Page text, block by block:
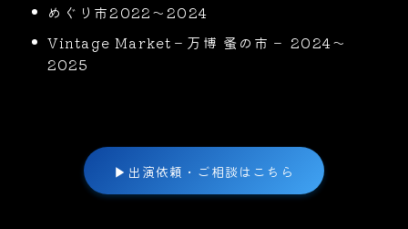
めぐり市2022〜2024
Vintage Market－万博 蚤の市－ 2024〜
2025
▶ 出演依頼・ご相談はこちら